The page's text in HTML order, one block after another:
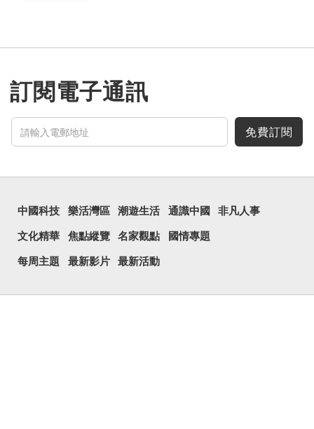
訂閱電子通訊
免費訂閱
中國科技 樂活灣區 潮遊生活 通識中國 非凡人事
文化精華 焦點縱覽 名家觀點 國情專題
每周主題 最新影片 最新活動